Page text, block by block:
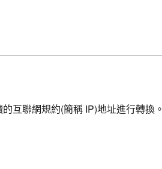
互聯網規約(簡稱 IP)地址進行轉換。